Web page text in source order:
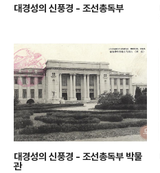
대경성의 신풍경 - 조선총독부
대경성의 신풍경 - 조선총독부 박물
관